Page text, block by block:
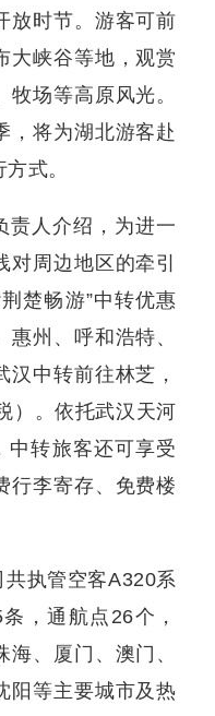
放时节。游客可前
大峡谷等地，观赏
场等高原风光。
，将为湖北游客赴
式。
责人介绍，为进一
周边地区的牵引
楚畅游”中转优惠
州、呼和浩特、
中转前往林芝，
）。依托武汉天河
中转旅客还可享受
行李寄存、免费楼
共执管空客A320系
，通航点26个，
、厦门、澳门、
阳等主要城市及热